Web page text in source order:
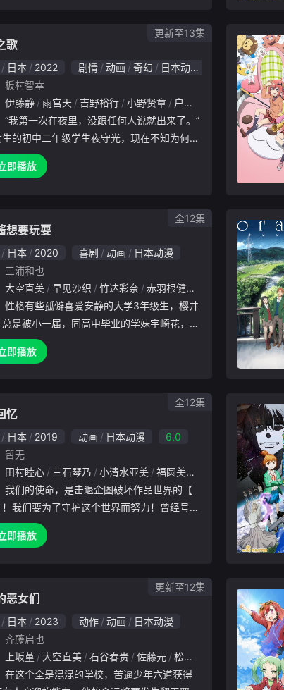
歌
日本 2022 剧情 动画 奇幻 日本动漫
板村智幸
伊藤静 雨宫天 吉野裕行 小野贤章 户松遥 喜多村英梨 大
的初中二年级学生夜守光，现在不知为何不
了。而且，每天晚上都睡不着觉。有一天，小
在夜里没告诉任何人就出去了。 夜风怡人
即播放
更新至13集
想要玩耍
日本 2020 喜剧 动画
日本动漫
三浦和也
大空直美 早见沙织 竹达彩奈 赤羽根健治 秋元羊介
高木朋
是被小一届，同高中毕业的学妹宇崎花，以
顾爱耍孤僻的学长的名义为由，进行各种无厘
。虽然一开始觉得有点困扰，但却逐渐习惯
即播放
全12集
忆
日本 2019 动画 日本动漫
6.0
暂无
田村睦心 三石琴乃 小清水亚美 福圆美里 藤井雪代 子安武
我们要为了守护这个世界而努力！曾经号称
化圣地的秋叶原如今也成为了商业街，动画和
忆逐渐被忘却，专卖店也逐渐关闭，变得所
即播放
全12集
恶女们
日本 2023 动作 动画
日本动漫
齐藤启也
上坂堇 大空直美 石谷春贵 佐藤元 松冈美里 夜道雪
关根
更新至12集